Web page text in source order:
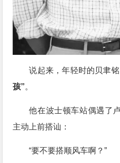
说起来，年轻时的贝聿
孩”。
他在波士顿车站偶遇了
主动上前搭讪：
“要不要搭顺风车啊？”